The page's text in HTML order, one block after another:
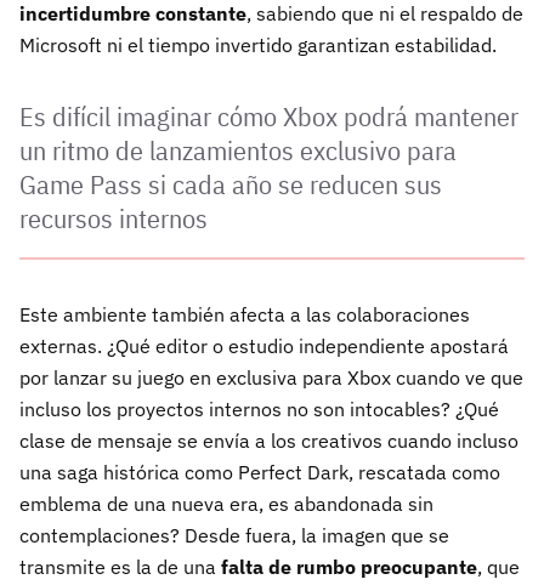
incertidumbre constante, sabiendo que ni el respaldo de
Microsoft ni el tiempo invertido garantizan estabilidad.
Es difícil imaginar cómo Xbox podrá mantener
un ritmo de lanzamientos exclusivo para
Game Pass si cada año se reducen sus
recursos internos
Este ambiente también afecta a las colaboraciones
externas. ¿Qué editor o estudio independiente apostará
por lanzar su juego en exclusiva para Xbox cuando ve que
incluso los proyectos internos no son intocables? ¿Qué
clase de mensaje se envía a los creativos cuando incluso
una saga histórica como Perfect Dark, rescatada como
emblema de una nueva era, es abandonada sin
contemplaciones? Desde fuera, la imagen que se
transmite es la de una falta de rumbo preocupante, que